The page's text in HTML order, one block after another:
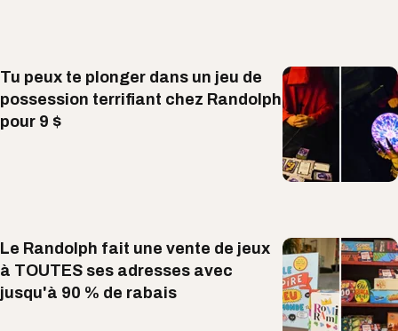
Tu peux te plonger dans un jeu de
possession terrifiant chez Randolph
pour 9 $
Le Randolph fait une vente de jeux
à TOUTES ses adresses avec
jusqu'à 90 % de rabais